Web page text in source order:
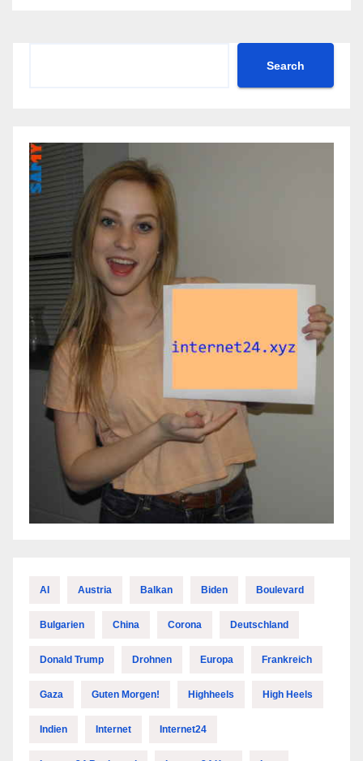
Search
AI Austria Balkan Biden Boulevard
Bulgarien China Corona Deutschland
Donald Trump Drohnen Europa Frankreich
Gaza Guten Morgen! Highheels High Heels
Indien Internet Internet24